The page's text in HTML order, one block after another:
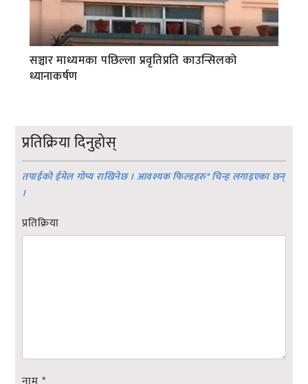
सञ्चार माध्यमका पछिल्ला प्रवृतिप्रति काउन्सिलको
ध्यानाकर्षण
प्रतिक्रिया दिनुहोस्
तपाईको ईमेल गोप्य राखिनेछ । आवश्यक फिल्डहरु*चिन्ह लगाइएका छन्
।
प्रतिक्रिया